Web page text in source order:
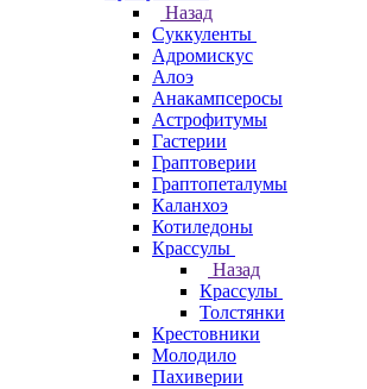
Назад
Суккуленты
Адромискус
Алоэ
Анакампсеросы
Астрофитумы
Гастерии
Граптоверии
Граптопеталумы
Каланхоэ
Котиледоны
Крассулы
Назад
Крассулы
Толстянки
Крестовники
Молодило
Пахиверии